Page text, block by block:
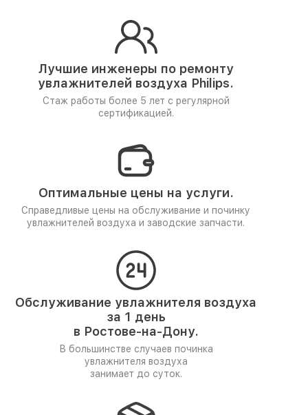
Лучшие инженеры по ремонту
увлажнителей воздуха Philips.
Стаж работы более 5 лет с регулярной
сертификацией.
Оптимальные цены на услуги.
Справедливые цены на обслуживание и починку
увлажнителей воздуха и заводские запчасти.
Обслуживание увлажнителя воздуха
за 1 день
в Ростове-на-Дону.
В большинстве случаев починка
увлажнителя воздуха
занимает до суток.